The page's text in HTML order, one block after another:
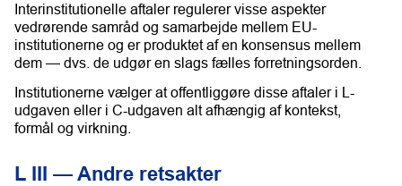
Interinstitutionelle aftaler regulerer visse aspekter
vedrørende samråd og samarbejde mellem EU-
institutionerne og er produktet af en konsensus mellem
dem — dvs. de udgør en slags fælles forretningsorden.
Institutionerne vælger at offentliggøre disse aftaler i L-
udgaven eller i C-udgaven alt afhængig af kontekst,
formål og virkning.
L III — Andre retsakter